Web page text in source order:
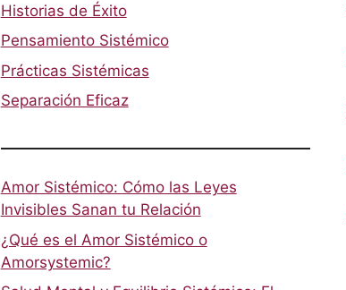
Historias de Éxito
Pensamiento Sistémico
Prácticas Sistémicas
Separación Eficaz
Amor Sistémico: Cómo las Leyes
Invisibles Sanan tu Relación
¿Qué es el Amor Sistémico o
Amorsystemic?